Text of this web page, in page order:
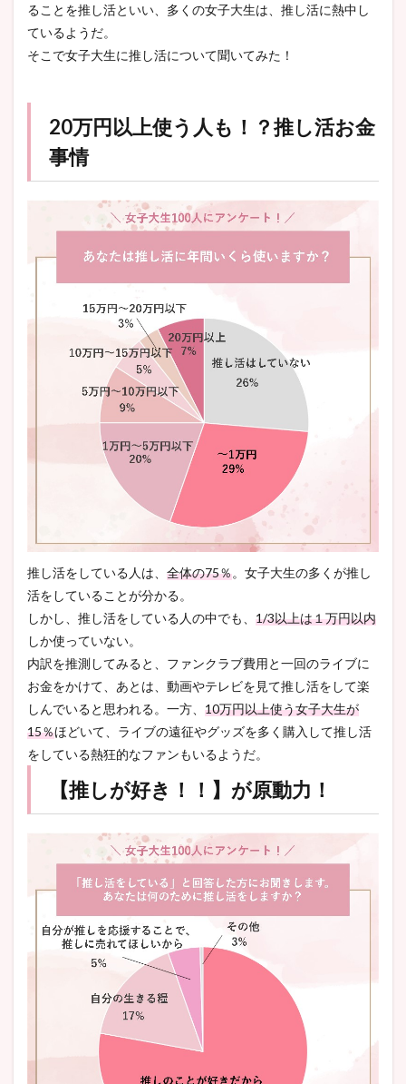
ることを推し活といい、多くの女子大生は、推し活に熱中し
ているようだ。
そこで女子大生に推し活について聞いてみた！
20万円以上使う人も！？推し活お金
事情
推し活をしている人は、 全体の75％。 女子大生の多くが推し
活をしていることが分かる。
しかし、推し活をしている人の中でも、 1/3以上は１万円以内
しか使っていない。
内訳を推測してみると、 ファンクラブ費用と一回のライブに
お金をかけて、あとは、動画やテレビを見て推し活を して楽
しんでいると思われる。 一方、 10万円以上使う女子大生が
15％ほどいて、ライブの遠征やグッズを多く購入して推し活
をしている熱狂的なファンもいるようだ。
【推しが好き！！】が原動力！